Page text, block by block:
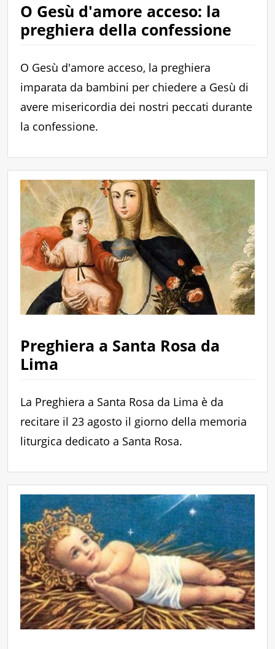
O Gesù d'amore acceso: la
preghiera della confessione
O Gesù d'amore acceso, la preghiera
imparata da bambini per chiedere a Gesù di
avere misericordia dei nostri peccati durante
la confessione.
Preghiera a Santa Rosa da
Lima
La Preghiera a Santa Rosa da Lima è da
recitare il 23 agosto il giorno della memoria
liturgica dedicato a Santa Rosa.